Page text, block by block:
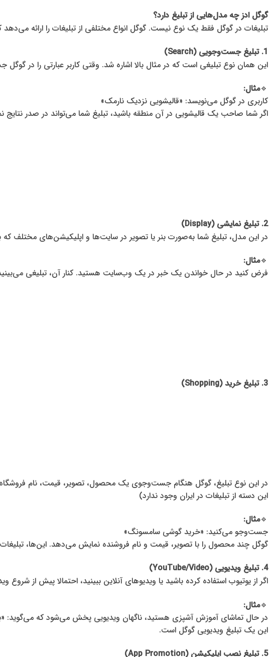
گوگل ادز چه مدل‌هایی از تبلیغ دارد؟
تبلیغات در گوگل فقط یک نوع نیست. گوگل انواع مختلفی از تبلیغات را ارائه
1. تبلیغ جست‌وجویی (Search)
این همان نوع تبلیغی است که در مثال بالا اشاره شد. وقتی کاربر عبارتی را در
🔹مثال:
کاربری در گوگل می‌نویسد: «قالیشویی نزدیک نارمک»
اگر شما صاحب یک قالیشویی در آن منطقه باشید، تبلیغ شما می‌تواند در صدر
3. تبلیغ خرید (Shopping)